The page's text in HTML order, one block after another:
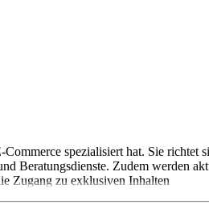
spezialisiert hat. Sie richtet
Beratungsdienste. Zudem werden
Zugang zu exklusiven Inhalten